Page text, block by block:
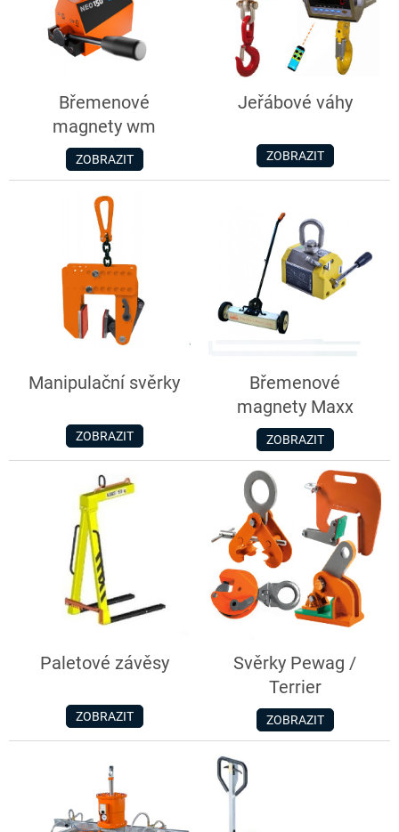
Břemenové
magnety wm
ZOBRAZIT
Jeřábové váhy
ZOBRAZIT
Manipulační svěrky
ZOBRAZIT
Břemenové
magnety Maxx
ZOBRAZIT
Paletové závěsy
ZOBRAZIT
Svěrky Pewag /
Terrier
ZOBRAZIT